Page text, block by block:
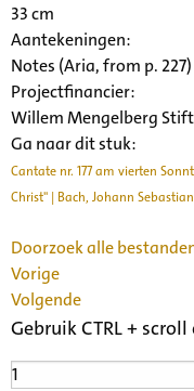
33 cm
Aantekeningen:
Notes (Aria, from p.
Projectfinancier:
Willem Mengelberg
Ga naar dit stuk:
Cantate nr. 177 am vierten
Christ" | Bach, Johann Sebastian
Doorzoek alle
Vorige
Volgende
Gebruik CTRL +